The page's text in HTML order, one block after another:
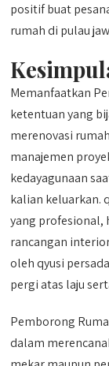
positif buat
rumah di pulau
Memanfaatkan
ketentuan yang
merenovasi
manajemen
kedayagunaan
kalian keluarkan.
yang profesional,
rancangan
oleh qyusi
pergi atas laju
Pemborong
dalam